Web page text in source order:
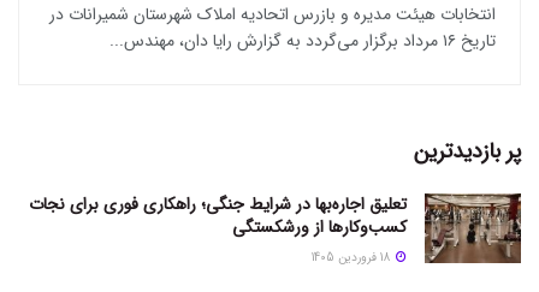
انتخابات هیئت مدیره و بازرس اتحادیه املاک شهرستان شمیرانات در
تاریخ ۱۶ مرداد برگزار می‌گردد به گزارش رایا دان، مهندس...
پر بازدیدترین
تعلیق اجاره‌بها در شرایط جنگی؛ راهکاری فوری برای نجات
کسب‌وکارها از ورشکستگی